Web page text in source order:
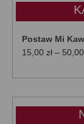
Postaw Mi
15,00 zł – 50,00